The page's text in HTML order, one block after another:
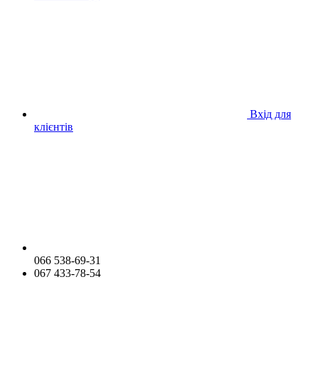
Вхід для
клієнтів
066 538-69-31
067 433-78-54